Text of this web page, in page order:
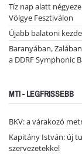
Tíz nap alatt
Völgye Fesztiválon
Újabb balatoni
Baranyában,
a DDRF Symphonic
MTI - LEGFRISSEBB
BKV: a várakozó
Kapitány István: új
szervezetekkel